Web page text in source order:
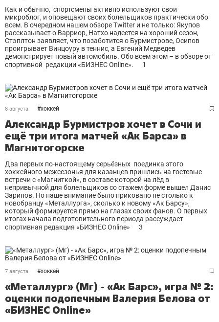
Как и обычно, спортсмены активно используют свои
микроблог, и оповещают своих болельщиков практически обо
всем. В очередном нашем обзоре Twitter и не только: Якупов
рассказывает о Варриор, Натхо надеется на хороший сезон,
Стэплтон заявляет, что позаботится о Бурмистрове, Осипов
проигрывает Винцоуру в теннис, а Евгений Медведев
демонстрирует новый автомобиль. Обо всем этом – в обзоре от
спортивной редакции «БИЗНЕС Online».
1
8 августа #хоккей
Александр Бурмистров хочет в Сочи и
ещё три итога матчей «Ак Барса» в
Магнитогорске
Два первых по-настоящему серьёзных поединка этого
хоккейного межсезонья для казанцев пришлись на гостевые
встречи с «Магниткой», в составе которой на лёд в
непривычной для болельщиков со стажем форме вышел Данис
Зарипов. Но наше внимание было приковано не столько к
новобранцу «Металлурга», сколько к новому «Ак Барсу»,
который формируется прямо на глазах своих фанов. О первых
итогах начала подготовительного периода рассуждает
спортивная редакция «БИЗНЕС Online»
3
7 августа #хоккей
«Металлург» (Мг) - «Ак Барс», игра № 2:
оценки подопечным Валерия Белова от
«БИЗНЕС Online»